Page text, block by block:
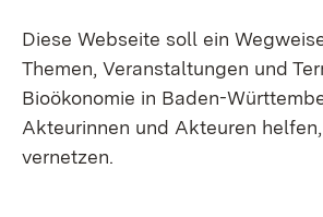
Diese Webseite soll ein
Themen, Veranstaltungen und
Bioökonomie in Baden-
Akteurinnen und Akteuren
vernetzen.